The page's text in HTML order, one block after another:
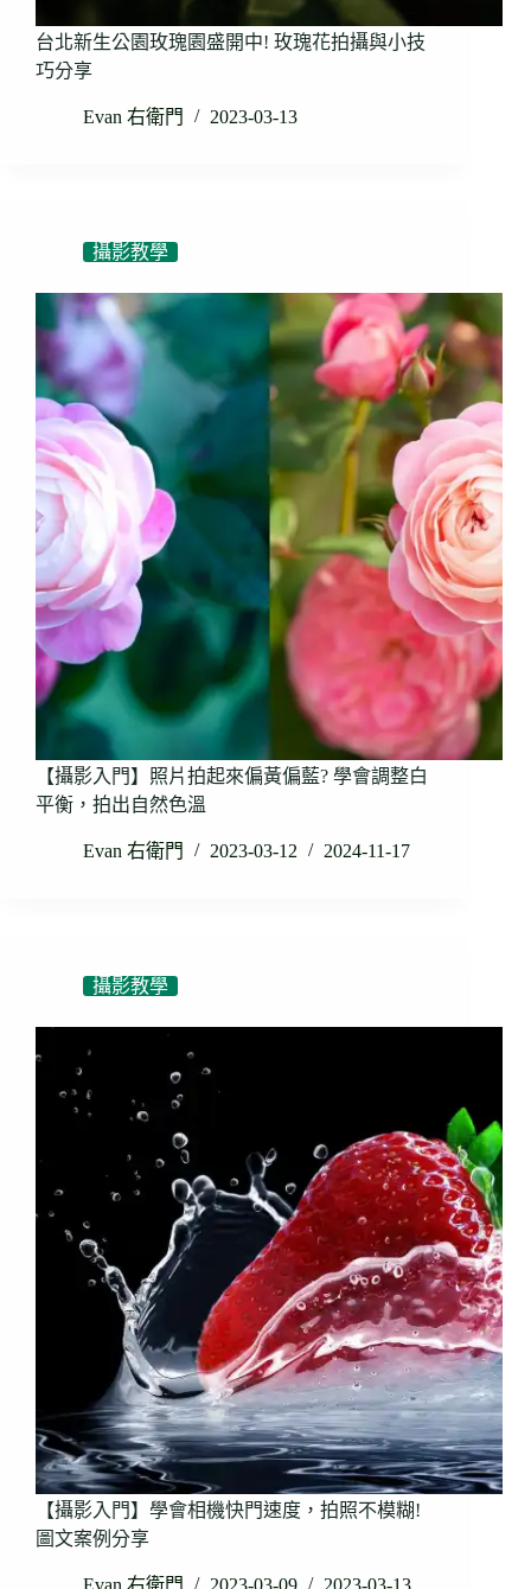
台北新生公園玫瑰園盛開中! 玫瑰花拍攝與小技
巧分享
Evan 右衛門 2023-03-13
攝影教學
【攝影入門】照片拍起來偏黃偏藍? 學會調整白
平衡，拍出自然色溫
Evan 右衛門 2023-03-12 2024-11-17
攝影教學
【攝影入門】學會相機快門速度，拍照不模糊!
圖文案例分享